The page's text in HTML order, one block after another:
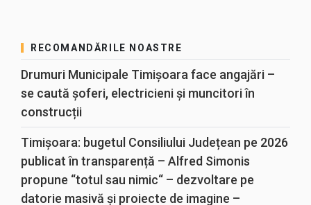
RECOMANDĂRILE NOASTRE
Drumuri Municipale Timișoara face angajări –
se caută șoferi, electricieni și muncitori în
construcții
Timișoara: bugetul Consiliului Județean pe 2026
publicat în transparență – Alfred Simonis
propune “totul sau nimic“ – dezvoltare pe
datorie masivă și proiecte de imagine –